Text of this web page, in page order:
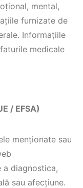
mental,
furnizate de
Informațiile
medicale
/ EFSA)
menționate sau
a diagnostica,
sau afecțiune.